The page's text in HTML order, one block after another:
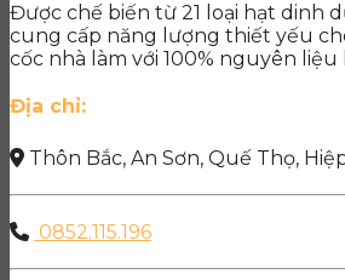
Được chế biến từ 21 loại hạt dinh
cung cấp năng lượng thiết yếu
cốc nhà làm với 100% nguyên
Địa chỉ:
Thôn Bắc, An Sơn, Quế Thọ,
0852.115.196